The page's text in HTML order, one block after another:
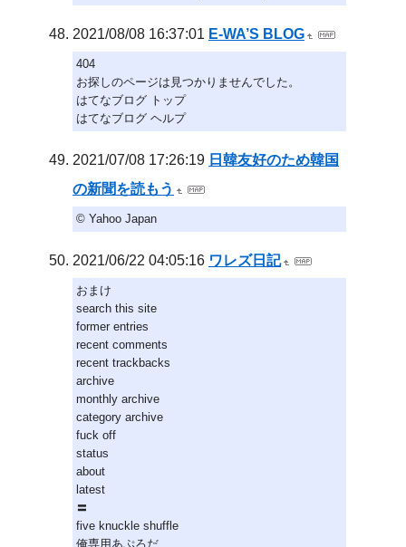
2021/08/08 16:37:01 E-WA’S BLOG
404
お探しのページは見つかりませんでした。
はてなブログ トップ
はてなブログ ヘルプ
2021/07/08 17:26:19 日韓友好のため韓国
の新聞を読もう
© Yahoo Japan
2021/06/22 04:05:16 ワレズ日記
おまけ
search this site
former entries
recent comments
recent trackbacks
archive
monthly archive
category archive
fuck off
status
about
latest
〓
five knuckle shuffle
俺専用あぷろだ